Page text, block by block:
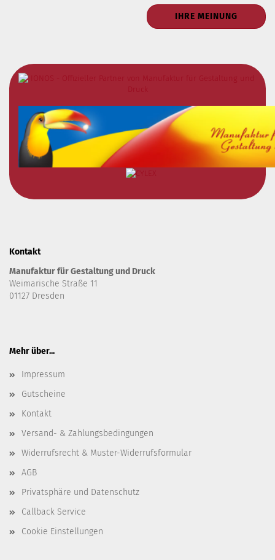
IHRE MEINUNG
Kontakt
Manufaktur für Gestaltung und Druck
Weimarische Straße 11
01127 Dresden
Mehr über...
Impressum
Gutscheine
Kontakt
Versand- & Zahlungsbedingungen
Widerrufsrecht & Muster-Widerrufsformular
AGB
Privatsphäre und Datenschutz
Callback Service
Cookie Einstellungen